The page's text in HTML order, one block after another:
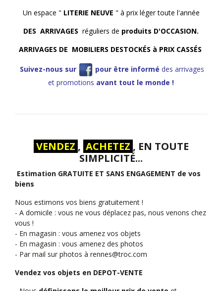
Un espace " LITERIE NEUVE " à prix léger toute l'année
DES ARRIVAGES réguliers de produits D'OCCASION.
ARRIVAGES DE MOBILIERS DESTOCKÉS à PRIX CASSÉS
Suivez-nous sur pour être informé des arrivages
et promotions avant tout le monde !
VENDEZ , ACHETEZ , EN TOUTE
SIMPLICITÉ...
Estimation GRATUITE ET SANS ENGAGEMENT de vos
biens
Nous estimons vos biens gratuitement !
- A domicile : vous ne vous déplacez pas, nous venons chez
vous !
- En magasin : vous amenez vos objets
- En magasin : vous amenez des photos
- Par mail sur photos à rennes@troc.com
Vendez vos objets en DEPOT-VENTE